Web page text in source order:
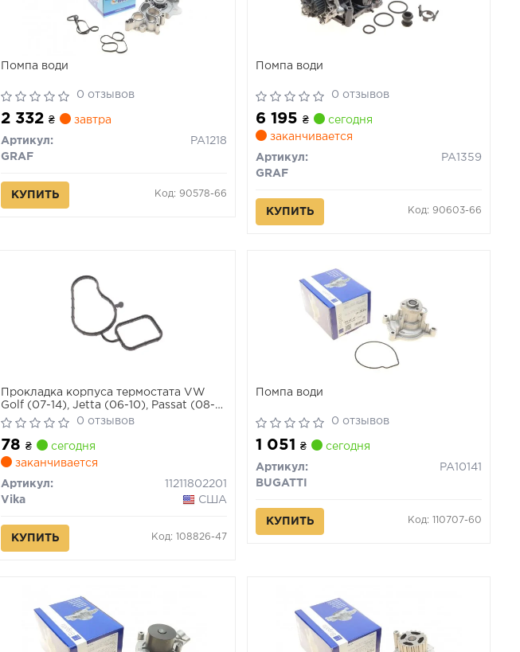
Помпа води
0 отзывов
2 332₴ завтра
Артикул:
PA1218
GRAF
КУПИТЬ Код: 90578-66
Помпа води
0 отзывов
6 195₴
сегодня
заканчивается
Артикул:
PA1359
GRAF
КУПИТЬ Код: 90603-66
Прокладка корпуса термостата VW
Golf (07-14), Jetta (06-10), Passat (08-
11), Tiguan (08-11) (11211802201) VIKA
0 отзывов
78₴
сегодня
заканчивается
Артикул:
11211802201
Vika
США
КУПИТЬ Код: 108826-47
Помпа води
0 отзывов
1 051₴ сегодня
Артикул:
PA10141
BUGATTI
КУПИТЬ Код: 110707-60